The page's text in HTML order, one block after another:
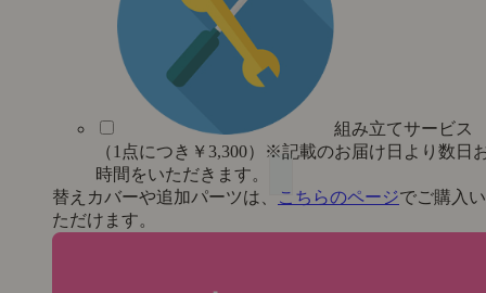
組み立てサービス
（1点につき￥3,300）※記載のお届け日より数日
時間をいただきます。
替えカバーや追加パーツは、
こちらのページでご購入い
ただけます。